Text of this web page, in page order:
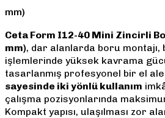
mm)
Ceta Form I12-40 Mini Zincirli
mm), dar alanlarda boru montajı,
işlemlerinde yüksek kavrama
tasarlanmış profesyonel bir el
sayesinde iki yönlü kullanım
çalışma pozisyonlarında
Kompakt yapısı, ulaşılması zor